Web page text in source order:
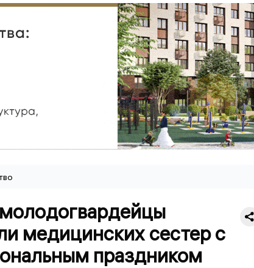
медицинских сестер с
праздником